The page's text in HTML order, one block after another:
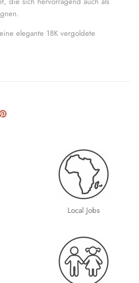
elegante 18K vergoldete
Pinnen
Local Jobs